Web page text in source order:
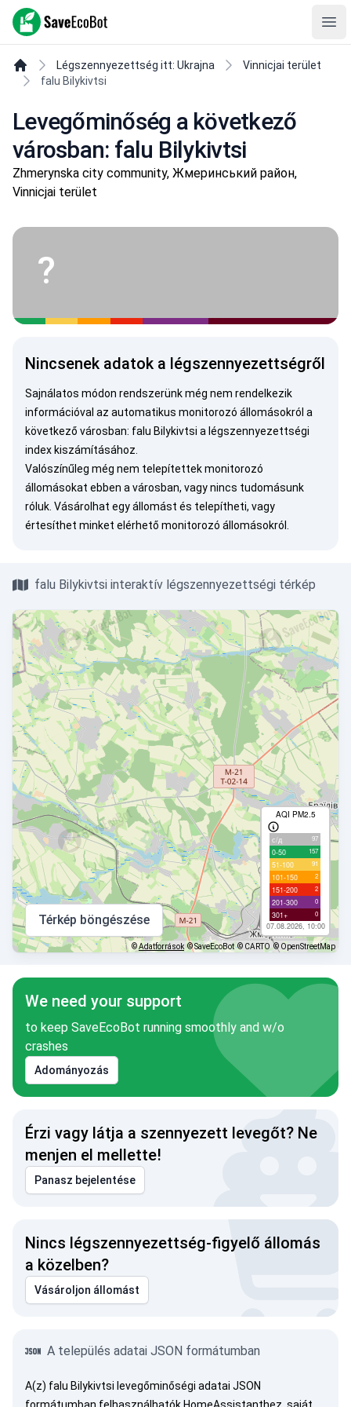
SaveEcoBot
Légszennyezettség itt: Ukrajna
Vinnicjai terület
falu Bilykivtsi
Levegőminőség a következő
városban: falu Bilykivtsi
Zhmerynska city community, Жмеринський район,
Vinnicjai terület
?
Nincsenek adatok a légszennyezettségről
Sajnálatos módon rendszerünk még nem rendelkezik
információval az automatikus monitorozó állomásokról a
következő városban: falu Bilykivtsi a légszennyezettségi
index kiszámításához.
Valószínűleg még nem telepítettek monitorozó
állomásokat ebben a városban, vagy nincs tudomásunk
róluk. Vásárolhat egy állomást és telepítheti, vagy
értesíthet minket elérhető monitorozó állomásokról.
falu Bilykivtsi interaktív légszennyezettségi térkép
AQI PM2.5
с/д 97
0-50 157
51-100 91
101-150 2
151-200 2
201-300 0
301+ 0
07.08.2026, 10:00
Térkép böngészése
©Adatforrások © SaveEcoBot © CARTO © OpenStreetMap
We need your support
to keep SaveEcoBot running smoothly and w/o
crashes
Adományozás
Érzi vagy látja a szennyezett levegőt? Ne
menjen el mellette!
Panasz bejelentése
Nincs légszennyezettség-figyelő állomás
a közelben?
Vásároljon állomást
A település adatai JSON formátumban
A(z) falu Bilykivtsi levegőminőségi adatai JSON